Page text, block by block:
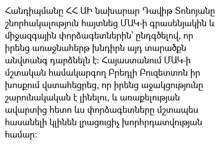
Հանդիպմանը ՀՀ ԱԻ նախարար Դավիթ Տոնոյանը
շնորհակալություն հայտնեց ՄԱԿ-ի գրասենյակին և
միջազգային փորձագետներին՝ ընդգծելով, որ
իրենց առաջնահերթ խնդիրն այդ տարածքն
անվտանգ դարձնելն է: Հայաստանում ՄԱԿ-ի
մշտական համակարգող Բրեդլի Բուզետտոն իր
խոսքում վստահեցրեց, որ իրենց աջակցությունը
շարունակական է լինելու, և առաքելության
ավարտից հետո ևս փորձագետները մշտապես
հասանելի կլինեն լրացուցիչ խորհրդատվության
համար: